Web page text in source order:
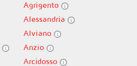
Agrigento
Alessandria
Alviano
Anzio
Arcidosso